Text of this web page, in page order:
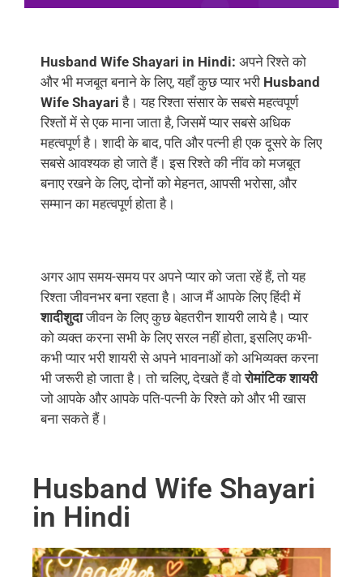
Husband Wife Shayari in Hindi: अपने रिश्ते को
और भी मजबूत बनाने के लिए, यहाँ कुछ प्यार भरी Husband
Wife Shayariहै। यह रिश्ता संसार के सबसे महत्वपूर्ण
रिश्तों में से एक माना जाता है, जिसमें प्यार सबसे अधिक
महत्वपूर्ण है। शादी के बाद, पति और पत्‍नी ही एक दूसरे के लिए
सबसे आवश्यक हो जाते हैं। इस रिश्ते की नींव को मजबूत
बनाए रखने के लिए, दोनों को मेहनत, आपसी भरोसा, और
सम्मान का महत्वपूर्ण होता है।
अगर आप समय-समय पर अपने प्यार को जता रहें हैं, तो यह
रिश्ता जीवनभर बना रहता है। आज मैं आपके लिए हिंदी में
शादीशुदाजीवन के लिए कुछ बेहतरीन शायरी लाये है। प्यार
को व्यक्त करना सभी के लिए सरल नहीं होता, इसलिए कभी-
कभी प्यार भरी शायरी से अपने भावनाओं को अभिव्यक्त करना
भी जरूरी हो जाता है। तो चलिए, देखते हैं वोरोमांटिक शायरी
जो आपके और आपके पति-पत्‍नी के रिश्ते को और भी खास
बना सकते हैं।
Husband Wife Shayari
in Hindi